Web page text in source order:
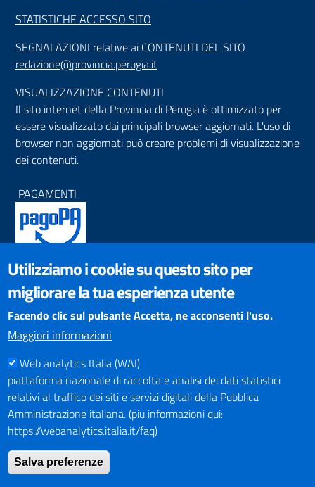
STATISTICHE ACCESSO SITO
SEGNALAZIONI relative ai CONTENUTI DEL SITO
redazione@provincia.perugia.it
VISUALIZZAZIONE CONTENUTI
Il sito internet della Provincia di Perugia è ottimizzato per
essere visualizzato dai principali browser aggiornati. L'uso di
browser non aggiornati può creare problemi di visualizzazione
dei contenuti.
PAGAMENTI
SOCIAL NETWORKS
Pagina Facebook
Profilo Instagram
Canale YouTube
Mappa del Sito
Indirizzario
Utilizziamo i cookie su questo sito per
migliorare la tua esperienza utente
Facendo clic sul pulsante Accetta, ne acconsenti l'uso.
Maggiori informazioni
Web analytics Italia (WAI)
piattaforma nazionale di raccolta e analisi dei dati statistici
relativi al traffico dei siti e servizi digitali della Pubblica
Amministrazione italiana. (piu informazioni qui:
https://webanalytics.italia.it/faq)
Salva preferenze